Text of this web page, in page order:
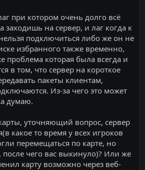
раз и не последний, пока не пофиксят.
никто никогда не делал, но я прошу и
требую…. Накиньте бонус, который
за эту карту, это будет хороший
ваших игроков. Спасибо.
при котором очень долго всё
заходишь на сервер, и лаг когда к
подключиться либо же он не
избранного также временно,
проблема которая была всегда и
в том, что сервер на короткое
пакеты клиентам,
Из-за чего это может
думаю.
уточняющий вопрос, сервер
какое то время у всех игроков
перемещаться по карте, но
после чего вас выкинуло)? Или же
карту возможно через веб-